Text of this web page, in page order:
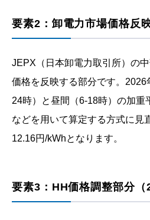
要素2：卸電力市場価格反
JEPX（日本卸電力取引所）の
価格を反映する部分です。
24時）と昼間（6-18時）の加重
などを用いて算定する方式に見
12.16円/kWhとなります。
要素3：HH価格調整部分（